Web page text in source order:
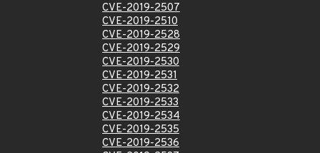
CVE-2019-2507
CVE-2019-2510
CVE-2019-2528
CVE-2019-2529
CVE-2019-2530
CVE-2019-2531
CVE-2019-2532
CVE-2019-2533
CVE-2019-2534
CVE-2019-2535
CVE-2019-2536